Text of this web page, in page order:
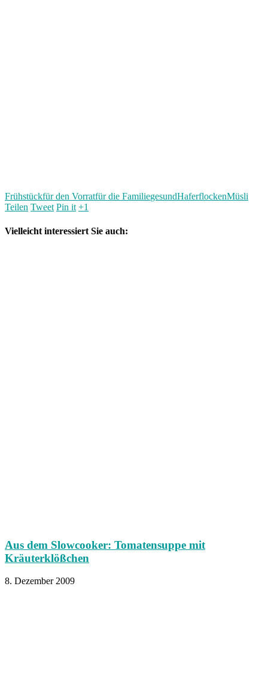
Frühstückfür den Vorratfür die FamiliegesundHaferflockenMüsli
Teilen Tweet Pin it +1
Vielleicht interessiert Sie auch:
Aus dem Slowcooker: Tomatensuppe mit
Kräuterklößchen
8. Dezember 2009